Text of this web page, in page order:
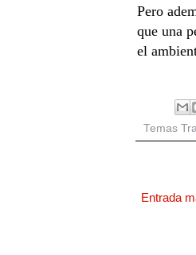
Pero
que una
el
Temas
Entrada